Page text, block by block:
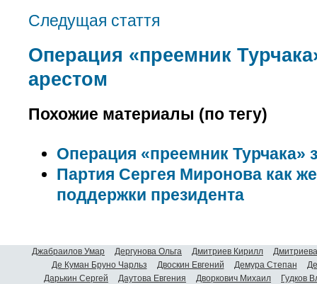
Следущая стаття
Операция «преемник
арестом
Похожие материалы (по тегу)
Операция «преемник Турчака»
Партия Сергея Миронова как
поддержки президента
Джабраилов Умар Дергунова Ольга Дмитриев Кирилл
Де Куман Бруно Чарльз
Двоскин Евгений Демура Степан
Дарькин Сергей
Даутова Евгения Дворкович Михаил
Гудков